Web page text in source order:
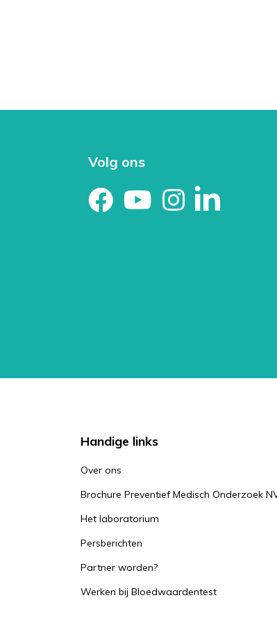
door overmatig alcoholgebruik. toegenomen
foliumzuur zoals tijdens zwangerschap. In die
foetus extra vitamine B12 en foliumzuur nodig.
Volg ons
Handige links
Over ons
Brochure Preventief Medisch Onderzoek
Het laboratorium
Persberichten
Partner worden?
Werken bij Bloedwaardentest